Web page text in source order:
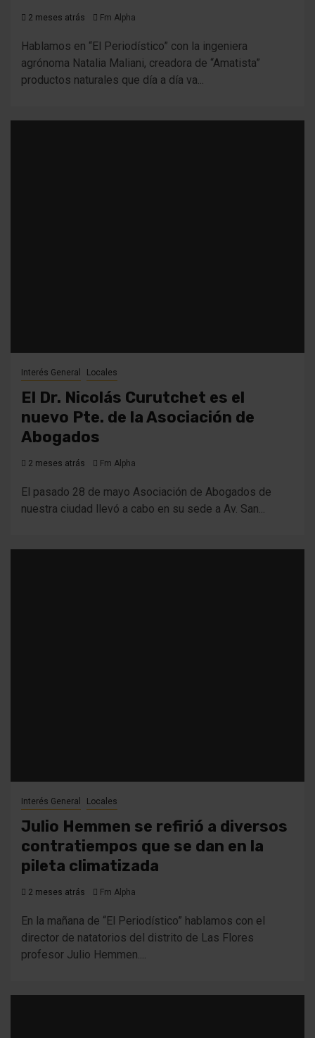
2 meses atrás Fm Alpha
Hablamos en “El Periodístico” con la ingeniera
agrónoma Natalia Maliani, creadora de “Amatista”
productos naturales que día a día va...
Interés General Locales
El Dr. Nicolás Curutchet es el
nuevo Pte. de la Asociación de
Abogados
2 meses atrás Fm Alpha
El pasado 28 de mayo Asociación de Abogados de
nuestra ciudad llevó a cabo en su sede a Av. San...
Interés General Locales
Julio Hemmen se refirió a diversos
contratiempos que se dan en la
pileta climatizada
2 meses atrás Fm Alpha
En la mañana de “El Periodístico” hablamos con el
director de natatorios del distrito de Las Flores
profesor Julio Hemmen....